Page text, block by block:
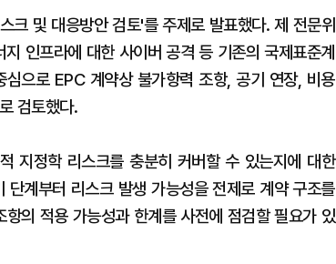
크 및 대응방안 검토'를 주제로 발표했다. 제 전문위
인프라에 대한 사이버 공격 등 기존의 국제표준계
으로 EPC 계약상 불가항력 조항, 공기 연장, 비용
검토했다.
지정학 리스크를 충분히 커버할 수 있는지에 대한
계부터 리스크 발생 가능성을 전제로 계약 구조를
의 적용 가능성과 한계를 사전에 점검할 필요가 있